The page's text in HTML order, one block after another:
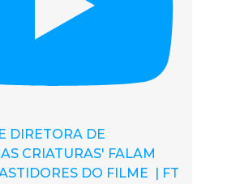
DIRETORA DE
CRIATURAS' FALAM
DO FILME | FT